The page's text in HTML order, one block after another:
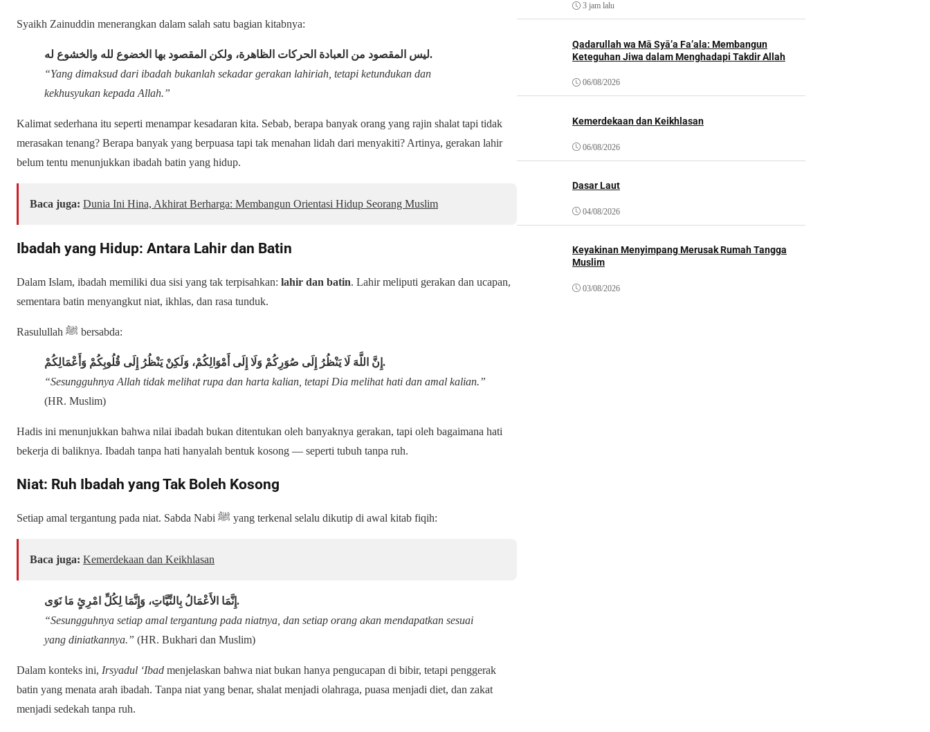
Syaikh Zainuddin menerangkan dalam salah satu bagian kitabnya:
ليس المقصود من العبادة الحركات الظاهرة، ولكن المقصود بها الخضوع لله والخشوع له.
“Yang dimaksud dari ibadah bukanlah sekadar gerakan lahiriah, tetapi ketundukan dan
kekhusyukan kepada Allah.”
Kalimat sederhana itu seperti menampar kesadaran kita. Sebab, berapa banyak orang yang rajin shalat tapi tidak
merasakan tenang? Berapa banyak yang berpuasa tapi tak menahan lidah dari menyakiti? Artinya, gerakan lahir
belum tentu menunjukkan ibadah batin yang hidup.
Baca juga: Dunia Ini Hina, Akhirat Berharga: Membangun Orientasi Hidup Seorang Muslim
Ibadah yang Hidup: Antara Lahir dan Batin
Dalam Islam, ibadah memiliki dua sisi yang tak terpisahkan: lahir dan batin. Lahir meliputi gerakan dan ucapan,
sementara batin menyangkut niat, ikhlas, dan rasa tunduk.
Rasulullah ﷺ bersabda:
إِنَّ اللَّهَ لَا يَنْظُرُ إِلَى صُوَرِكُمْ وَلَا إِلَى أَمْوَالِكُمْ، وَلَكِنْ يَنْظُرُ إِلَى قُلُوبِكُمْ وَأَعْمَالِكُمْ .
“Sesungguhnya Allah tidak melihat rupa dan harta kalian, tetapi Dia melihat hati dan amal kalian.”
(HR. Muslim)
Hadis ini menunjukkan bahwa nilai ibadah bukan ditentukan oleh banyaknya gerakan, tapi oleh bagaimana hati
bekerja di baliknya. Ibadah tanpa hati hanyalah bentuk kosong — seperti tubuh tanpa ruh.
Niat: Ruh Ibadah yang Tak Boleh Kosong
Setiap amal tergantung pada niat. Sabda Nabi ﷺ yang terkenal selalu dikutip di awal kitab fiqih:
Baca juga: Kemerdekaan dan Keikhlasan
إِنَّمَا الأَعْمَالُ بِالنِّيَّاتِ، وَإِنَّمَا لِكُلِّ امْرِئٍ مَا نَوَى.
“Sesungguhnya setiap amal tergantung pada niatnya, dan setiap orang akan mendapatkan sesuai
yang diniatkannya.” (HR. Bukhari dan Muslim)
Dalam konteks ini, Irsyadul ‘Ibad menjelaskan bahwa niat bukan hanya pengucapan di bibir, tetapi penggerak
batin yang menata arah ibadah. Tanpa niat yang benar, shalat menjadi olahraga, puasa menjadi diet, dan zakat
menjadi sedekah tanpa ruh.
3 jam lalu
Qadarullah wa Mā Syā’a Fa’ala: Membangun
Keteguhan Jiwa dalam Menghadapi Takdir Allah
06/08/2026
Kemerdekaan dan Keikhlasan
06/08/2026
Dasar Laut
04/08/2026
Keyakinan Menyimpang Merusak Rumah Tangga
Muslim
03/08/2026